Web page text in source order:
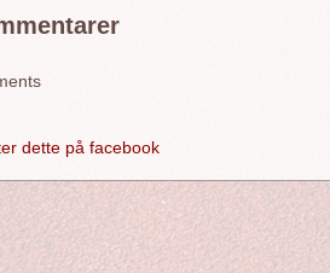
dette på facebook